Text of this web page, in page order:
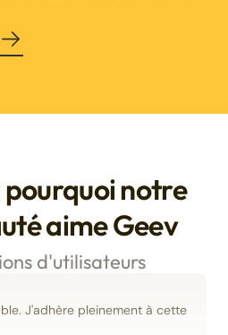
notre
aime Geev
d'utilisateurs
J'adhère pleinement à cette